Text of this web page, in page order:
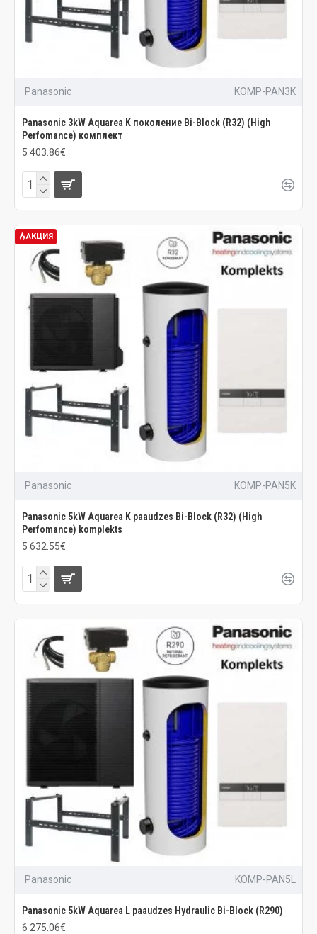
Panasonic KOMP-PAN3K
Panasonic 3kW Aquarea K поколение Bi-Block (R32) (High
Perfomance) комплект
5 403.86€
АКЦИЯ
Panasonic KOMP-PAN5K
Panasonic 5kW Aquarea K paaudzes Bi-Block (R32) (High
Perfomance) komplekts
5 632.55€
Panasonic KOMP-PAN5L
Panasonic 5kW Aquarea L paaudzes Hydraulic Bi-Block (R290)
6 275.06€